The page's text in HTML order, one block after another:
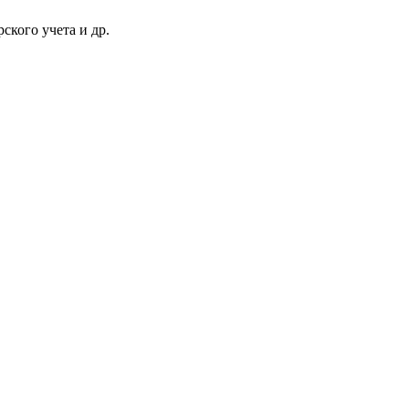
учета и др.